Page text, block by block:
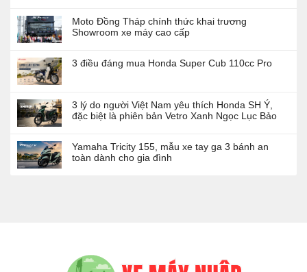
Moto Đồng Tháp chính thức khai trương
Showroom xe máy cao cấp
3 điều đáng mua Honda Super Cub 110cc Pro
3 lý do người Việt Nam yêu thích Honda SH Ý,
đặc biệt là phiên bản Vetro Xanh Ngọc Lục Bảo
Yamaha Tricity 155, mẫu xe tay ga 3 bánh an
toàn dành cho gia đình